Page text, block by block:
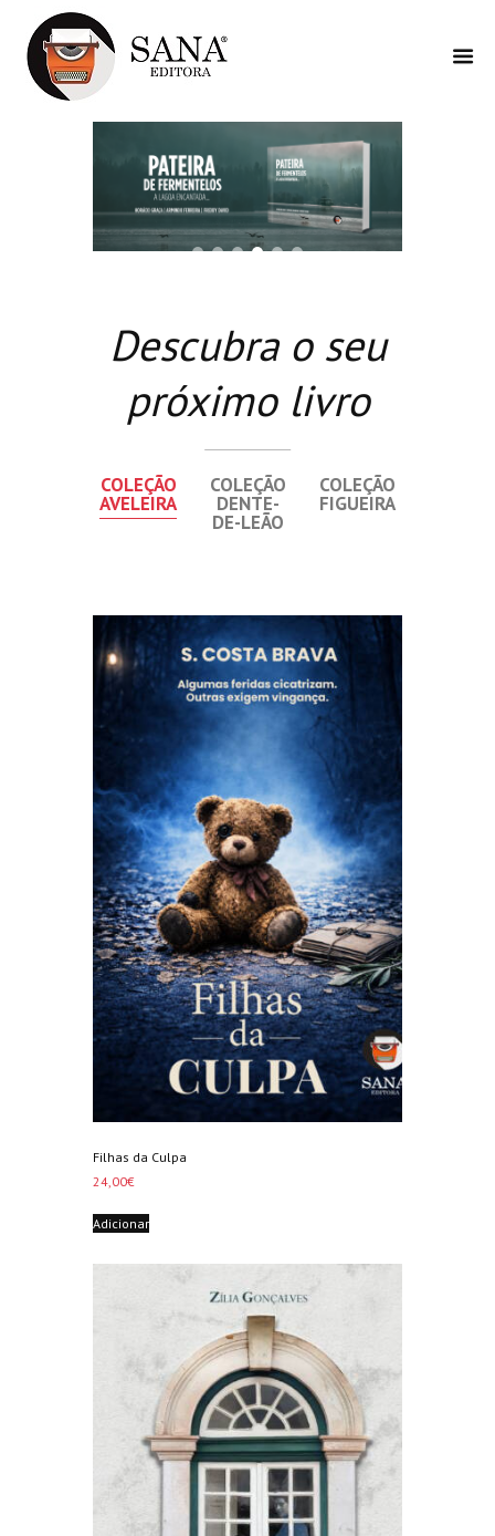
Descubra o seu
próximo livro
COLEÇÃO
AVELEIRA
COLEÇÃO
DENTE-
DE-LEÃO
COLEÇÃO
FIGUEIRA
Filhas da Culpa
24,00€
Adicionar